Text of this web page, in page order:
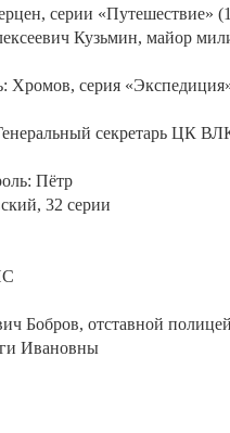
серии
Кузьмин, майор
Хромов, серия
секретарь ЦК
Пётр
32 серии
Бобров, отставной
Ивановны